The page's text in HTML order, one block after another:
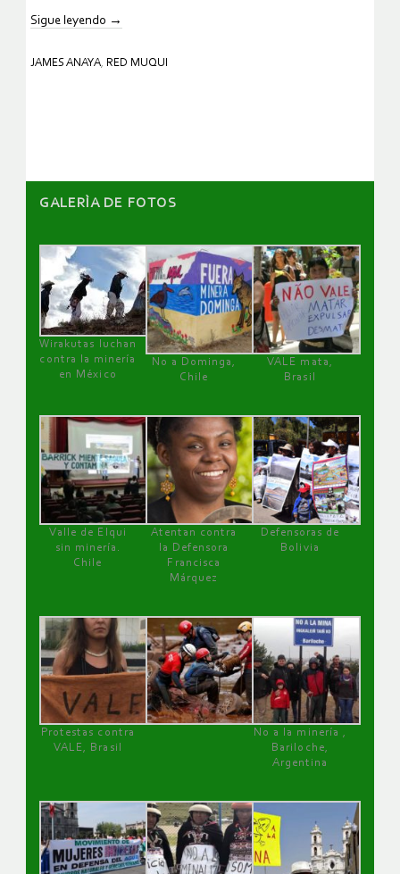
Sigue leyendo →
JAMES ANAYA, RED MUQUI
GALERÌA DE FOTOS
Wirakutas luchan
contra la minería
en México
No a Dominga,
Chile
VALE mata,
Brasil
Valle de Elqui
sin minería.
Chile
Atentan contra
la Defensora
Francisca
Márquez
Defensoras de
Bolivia
Protestas contra
VALE, Brasil
No a la minería ,
Bariloche,
Argentina